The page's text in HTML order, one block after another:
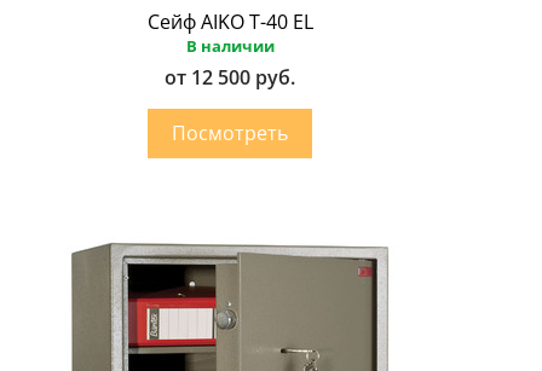
Сейф AIKO Т-40 EL
В наличии
от 12 500 руб.